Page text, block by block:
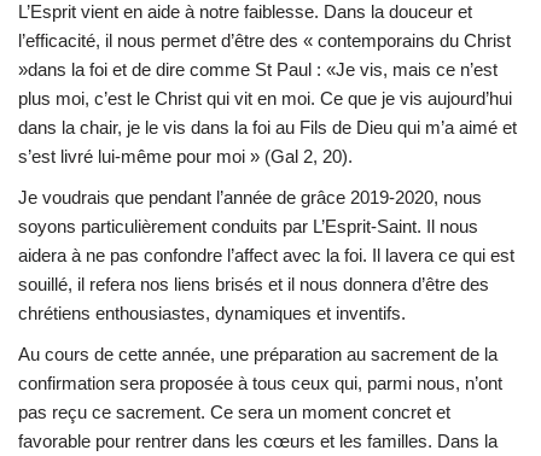
L’Esprit vient en aide à notre faiblesse. Dans la douceur et
l’efficacité, il nous permet d’être des « contemporains du Christ
»dans la foi et de dire comme St Paul : «Je vis, mais ce n’est
plus moi, c’est le Christ qui vit en moi. Ce que je vis aujourd’hui
dans la chair, je le vis dans la foi au Fils de Dieu qui m’a aimé et
s’est livré lui-même pour moi » (Gal 2, 20).
Je voudrais que pendant l’année de grâce 2019-2020, nous
soyons particulièrement conduits par L’Esprit-Saint. Il nous
aidera à ne pas confondre l’affect avec la foi. Il lavera ce qui est
souillé, il refera nos liens brisés et il nous donnera d’être des
chrétiens enthousiastes, dynamiques et inventifs.
Au cours de cette année, une préparation au sacrement de la
confirmation sera proposée à tous ceux qui, parmi nous, n’ont
pas reçu ce sacrement. Ce sera un moment concret et
favorable pour rentrer dans les cœurs et les familles. Dans la